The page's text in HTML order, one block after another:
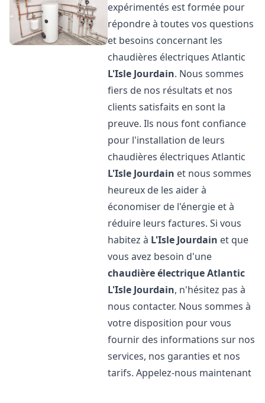
expérimentés est formée pour
répondre à toutes vos questions
et besoins concernant les
chaudières électriques Atlantic
L'Isle Jourdain. Nous sommes
fiers de nos résultats et nos
clients satisfaits en sont la
preuve. Ils nous font confiance
pour l'installation de leurs
chaudières électriques Atlantic
L'Isle Jourdain et nous sommes
heureux de les aider à
économiser de l'énergie et à
réduire leurs factures. Si vous
habitez à L'Isle Jourdain et que
vous avez besoin d'une
chaudière électrique Atlantic
L'Isle Jourdain, n'hésitez pas à
nous contacter. Nous sommes à
votre disposition pour vous
fournir des informations sur nos
services, nos garanties et nos
tarifs. Appelez-nous maintenant